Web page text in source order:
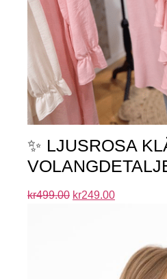
✨ LJUSROSA
kr499.00 kr249.00